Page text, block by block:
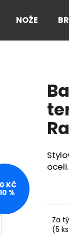
NOŽE
oceli.
Za
(5
KČ
%
KAPESNÍ